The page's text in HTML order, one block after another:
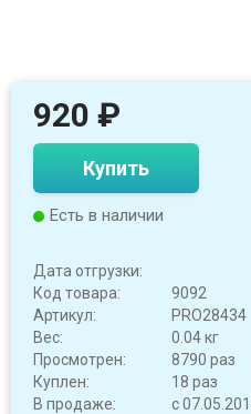
920 ₽
Купить
Есть в наличии
Дата отгрузки:
Код товара:
9092
Артикул:
PRO28434
Вес:
0.04 кг
Просмотрен:
8790 раз
Куплен:
18 раз
В продаже:
с